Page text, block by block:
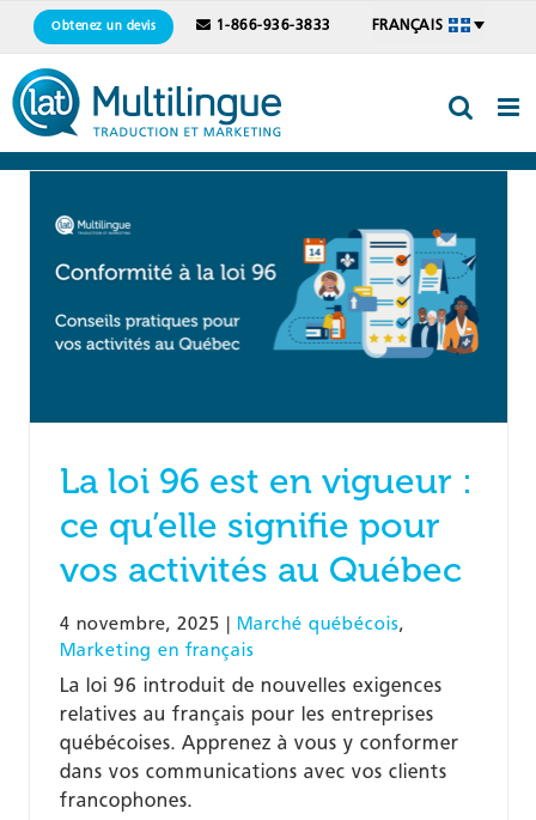
Skip
content
Obtenez un devis 1-866-936-3833 FRANÇAIS
La loi 96 est en vigueur :
ce qu’elle signifie pour
vos activités au Québec
4 novembre, 2025 | Marché québécois,
Marketing en français
La loi 96 introduit de nouvelles exigences
relatives au français pour les entreprises
québécoises. Apprenez à vous y conformer
dans vos communications avec vos clients
francophones.